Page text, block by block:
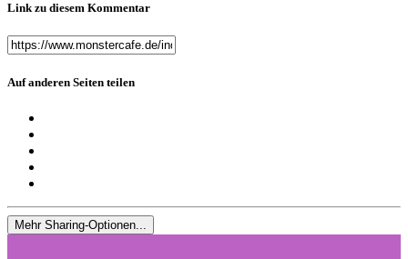
Link zu diesem Kommentar
Auf anderen Seiten teilen
Mehr Sharing-Optionen...